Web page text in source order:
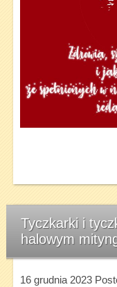
Tyczkarki i
halowym
16 grudnia 2023